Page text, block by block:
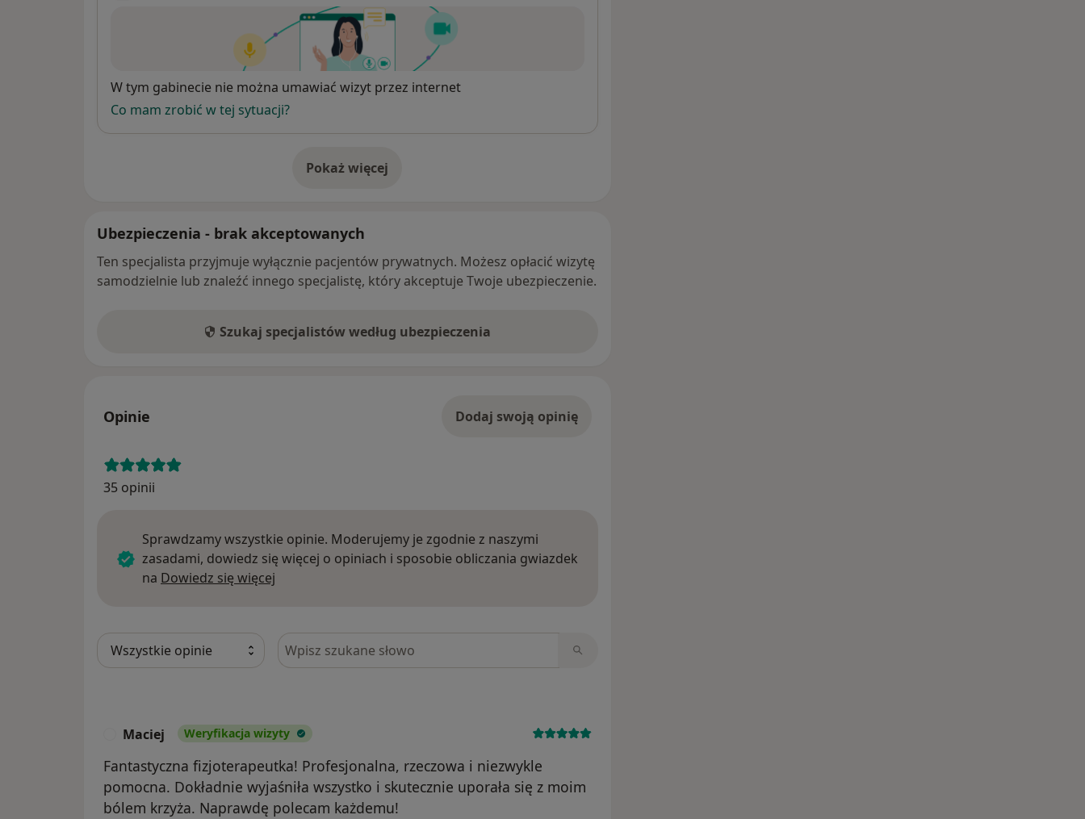
Dostępność
W tym gabinecie nie można umawiać wizyt przez internet
Co mam zrobić w tej sytuacji?
Pokaż więcej
o adresie
Ubezpieczenia - brak akceptowanych
Ten specjalista przyjmuje wyłącznie pacjentów prywatnych. Możesz opłacić wizytę
samodzielnie lub znaleźć innego specjalistę, który akceptuje Twoje ubezpieczenie.
Szukaj specjalistów według ubezpieczenia
Opinie Dodaj swoją opinię
35 opinii
Sprawdzamy wszystkie opinie. Moderujemy je zgodnie z naszymi
zasadami, dowiedz się więcej o opiniach i sposobie obliczania gwiazdek
na Dowiedz się więcej
Szukaj w opiniach
Maciej Weryfikacja wizyty
Fantastyczna fizjoterapeutka! Profesjonalna, rzeczowa i niezwykle
pomocna. Dokładnie wyjaśniła wszystko i skutecznie uporała się z moim
bólem krzyża. Naprawdę polecam każdemu!